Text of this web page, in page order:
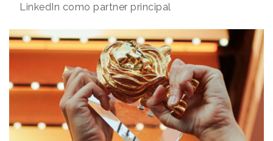
LinkedIn como partner principal